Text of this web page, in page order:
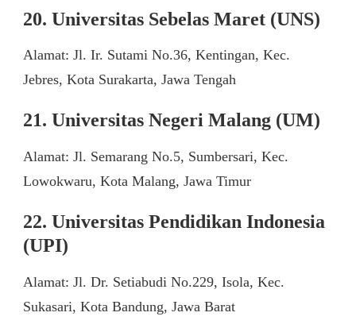
20. Universitas Sebelas Maret (UNS)
Alamat: Jl. Ir. Sutami No.36, Kentingan, Kec.
Jebres, Kota Surakarta, Jawa Tengah
21. Universitas Negeri Malang (UM)
Alamat: Jl. Semarang No.5, Sumbersari, Kec.
Lowokwaru, Kota Malang, Jawa Timur
22. Universitas Pendidikan Indonesia
(UPI)
Alamat: Jl. Dr. Setiabudi No.229, Isola, Kec.
Sukasari, Kota Bandung, Jawa Barat